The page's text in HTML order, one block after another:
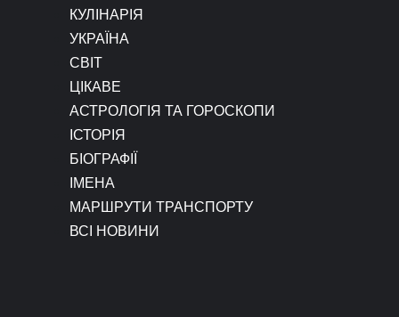
КУЛІНАРІЯ
УКРАЇНА
СВІТ
ЦІКАВЕ
АСТРОЛОГІЯ ТА ГОРОСКОПИ
ІСТОРІЯ
БІОГРАФІЇ
ІМЕНА
МАРШРУТИ ТРАНСПОРТУ
ВСІ НОВИНИ